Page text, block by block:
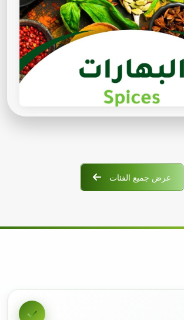
عرض جميع الفئات